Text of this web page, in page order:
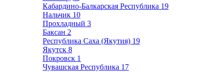
Кабардино-Балкарская Республика 19
Нальчик 10
Прохладный 3
Баксан 2
Республика Саха (Якутия) 19
Якутск 8
Покровск 1
Чувашская Республика 17